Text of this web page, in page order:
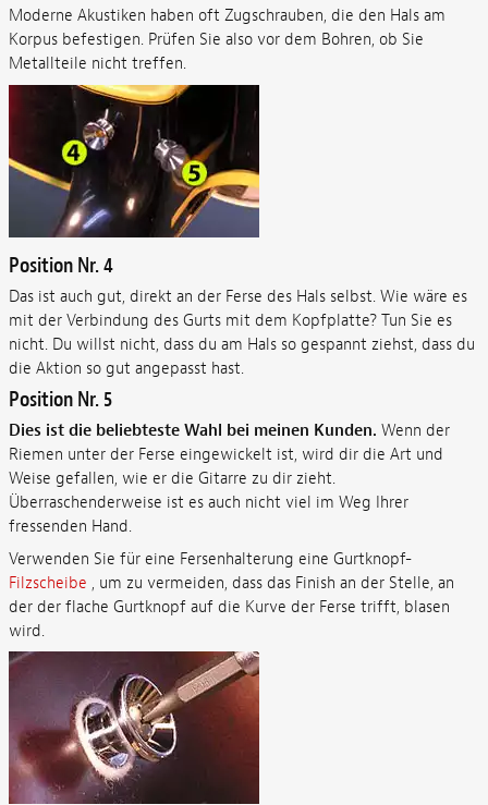
Moderne Akustiken haben oft Zugschrauben, die den Hals am
Korpus befestigen. Prüfen Sie also vor dem Bohren, ob Sie
Metallteile nicht treffen.
Position Nr. 4
Das ist auch gut, direkt an der Ferse des Hals selbst. Wie wäre es
mit der Verbindung des Gurts mit dem Kopfplatte? Tun Sie es
nicht. Du willst nicht, dass du am Hals so gespannt ziehst, dass du
die Aktion so gut angepasst hast.
Position Nr. 5
Dies ist die beliebteste Wahl bei meinen Kunden. Wenn der
Riemen unter der Ferse eingewickelt ist, wird dir die Art und
Weise gefallen, wie er die Gitarre zu dir zieht.
Überraschenderweise ist es auch nicht viel im Weg Ihrer
fressenden Hand.
Verwenden Sie für eine Fersenhalterung eine Gurtknopf-
Filzscheibe , um zu vermeiden, dass das Finish an der Stelle, an
der der flache Gurtknopf auf die Kurve der Ferse trifft, blasen
wird.